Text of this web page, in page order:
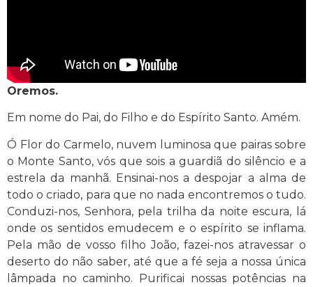
Oremos.
Em nome do Pai, do Filho e do Espírito Santo. Amém.
Ó Flor do Carmelo, nuvem luminosa que pairas sobre
o Monte Santo, vós que sois a guardiã do silêncio e a
estrela da manhã. Ensinai-nos a despojar a alma de
todo o criado, para que no nada encontremos o tudo.
Conduzi-nos, Senhora, pela trilha da noite escura, lá
onde os sentidos emudecem e o espírito se inflama.
Pela mão de vosso filho João, fazei-nos atravessar o
deserto do não saber, até que a fé seja a nossa única
lâmpada no caminho. Purificai nossas potências na